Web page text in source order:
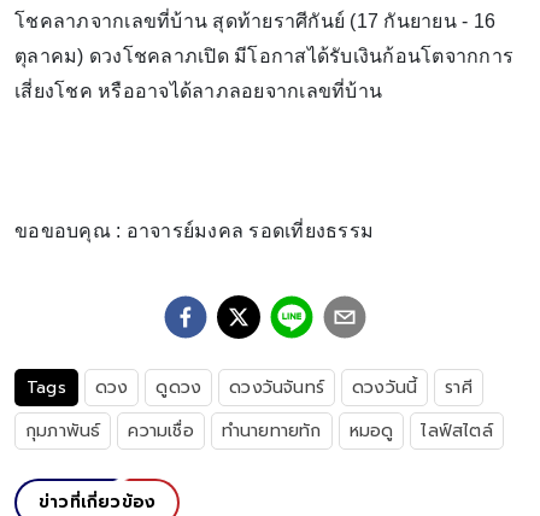
โชคลาภจากเลขที่บ้าน สุดท้ายราศีกันย์ (17 กันยายน - 16
ตุลาคม) ดวงโชคลาภเปิด มีโอกาสได้รับเงินก้อนโตจากการ
เสี่ยงโชค หรืออาจได้ลาภลอยจากเลขที่บ้าน
ขอขอบคุณ : อาจารย์มงคล รอดเที่ยงธรรม
Tags ดวง ดูดวง ดวงวันจันทร์ ดวงวันนี้
ราศี
กุมภาพันธ์
ความเชื่อ ทำนายทายทัก หมอดู ไลฟ์สไตล์
ข่าวที่เกี่ยวข้อง